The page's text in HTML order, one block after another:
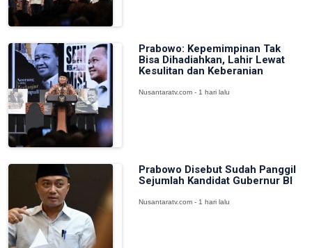
Prabowo: Kepemimpinan Tak
Bisa Dihadiahkan, Lahir Lewat
Kesulitan dan Keberanian
Nusantaratv.com - 1 hari lalu
Prabowo Disebut Sudah Panggil
Sejumlah Kandidat Gubernur BI
Nusantaratv.com - 1 hari lalu